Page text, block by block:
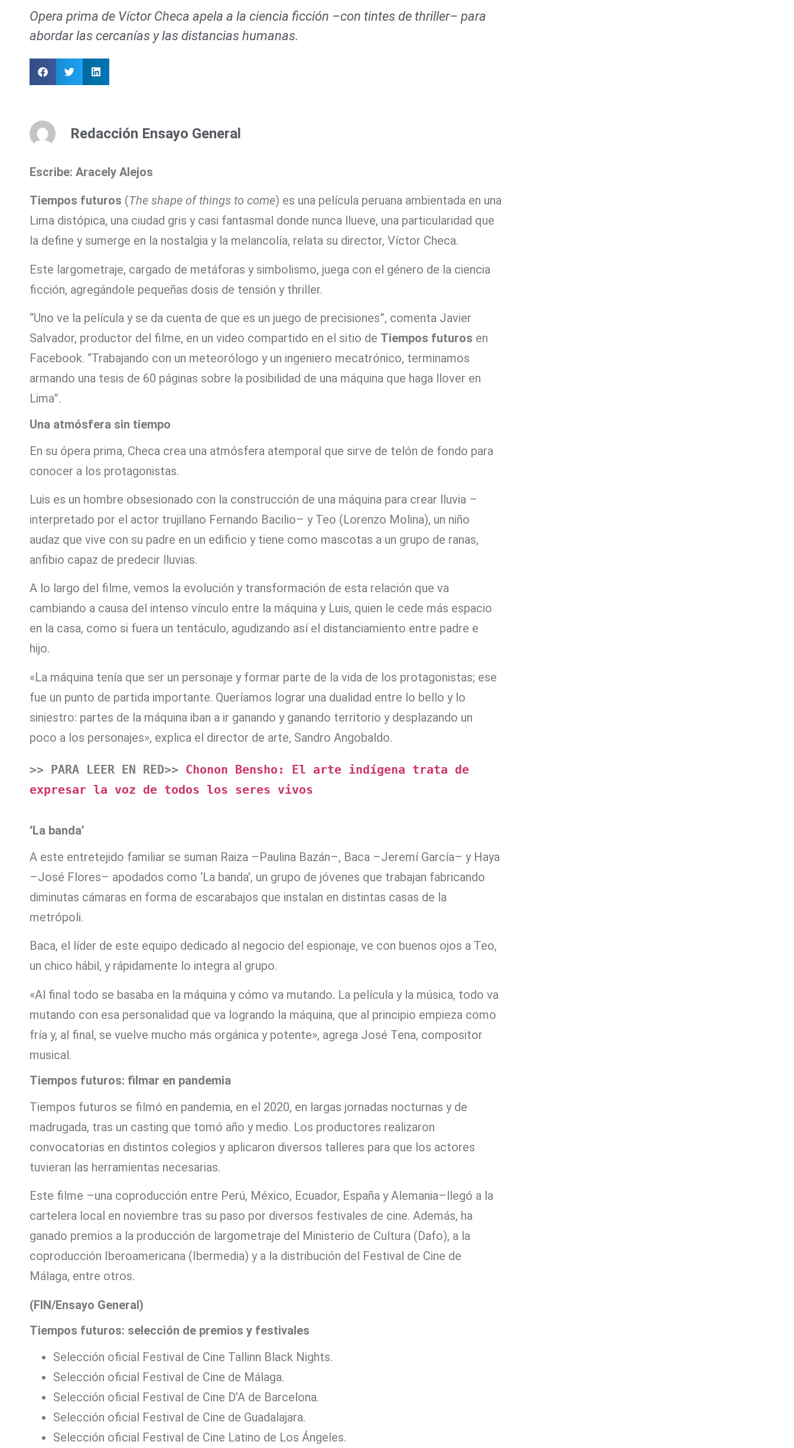
Opera prima de Víctor Checa apela a la ciencia ficción –con tintes de thriller– para
abordar las cercanías y las distancias humanas.
Redacción Ensayo General
Escribe: Aracely Alejos
Tiempos futuros (The shape of things to come) es una película peruana ambientada en una
Lima distópica, una ciudad gris y casi fantasmal donde nunca llueve, una particularidad que
la define y sumerge en la nostalgia y la melancolía, relata su director, Víctor Checa.
Este largometraje, cargado de metáforas y simbolismo, juega con el género de la ciencia
ficción, agregándole pequeñas dosis de tensión y thriller.
“Uno ve la película y se da cuenta de que es un juego de precisiones”, comenta Javier
Salvador, productor del filme, en un video compartido en el sitio de Tiempos futuros en
Facebook. “Trabajando con un meteorólogo y un ingeniero mecatrónico, terminamos
armando una tesis de 60 páginas sobre la posibilidad de una máquina que haga llover en
Lima”.
Una atmósfera sin tiempo
En su ópera prima, Checa crea una atmósfera atemporal que sirve de telón de fondo para
conocer a los protagonistas.
Luis es un hombre obsesionado con la construcción de una máquina para crear lluvia –
interpretado por el actor trujillano Fernando Bacilio– y Teo (Lorenzo Molina), un niño
audaz que vive con su padre en un edificio y tiene como mascotas a un grupo de ranas,
anfibio capaz de predecir lluvias.
A lo largo del filme, vemos la evolución y transformación de esta relación que va
cambiando a causa del intenso vínculo entre la máquina y Luis, quien le cede más espacio
en la casa, como si fuera un tentáculo, agudizando así el distanciamiento entre padre e
hijo.
«La máquina tenía que ser un personaje y formar parte de la vida de los protagonistas; ese
fue un punto de partida importante. Queríamos lograr una dualidad entre lo bello y lo
siniestro: partes de la máquina iban a ir ganando y ganando territorio y desplazando un
poco a los personajes», explica el director de arte, Sandro Angobaldo.
>> PARA LEER EN RED>> Chonon Bensho: El arte indígena trata de
expresar la voz de todos los seres vivos
‘La banda’
A este entretejido familiar se suman Raiza –Paulina Bazán–, Baca –Jeremí García– y Haya
–José Flores– apodados como ‘La banda’, un grupo de jóvenes que trabajan fabricando
diminutas cámaras en forma de escarabajos que instalan en distintas casas de la
metrópoli.
Baca, el líder de este equipo dedicado al negocio del espionaje, ve con buenos ojos a Teo,
un chico hábil, y rápidamente lo integra al grupo.
«Al final todo se basaba en la máquina y cómo va mutando. La película y la música, todo va
mutando con esa personalidad que va logrando la máquina, que al principio empieza como
fría y, al final, se vuelve mucho más orgánica y potente», agrega José Tena, compositor
musical.
Tiempos futuros: filmar en pandemia
Tiempos futuros se filmó en pandemia, en el 2020, en largas jornadas nocturnas y de
madrugada, tras un casting que tomó año y medio. Los productores realizaron
convocatorias en distintos colegios y aplicaron diversos talleres para que los actores
tuvieran las herramientas necesarias.
Este filme –una coproducción entre Perú, México, Ecuador, España y Alemania–llegó a la
cartelera local en noviembre tras su paso por diversos festivales de cine. Además, ha
ganado premios a la producción de largometraje del Ministerio de Cultura (Dafo), a la
coproducción Iberoamericana (Ibermedia) y a la distribución del Festival de Cine de
Málaga, entre otros.
(FIN/Ensayo General)
Tiempos futuros: selección de premios y festivales
Selección oficial Festival de Cine Tallinn Black Nights.
Selección oficial Festival de Cine de Málaga.
Selección oficial Festival de Cine D’A de Barcelona.
Selección oficial Festival de Cine de Guadalajara.
Selección oficial Festival de Cine Latino de Los Ángeles.